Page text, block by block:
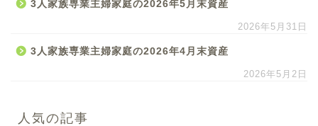
3人家族専業主婦家庭の2026年5月末資産
2026年5月31日
3人家族専業主婦家庭の2026年4月末資産
2026年5月2日
人気の記事